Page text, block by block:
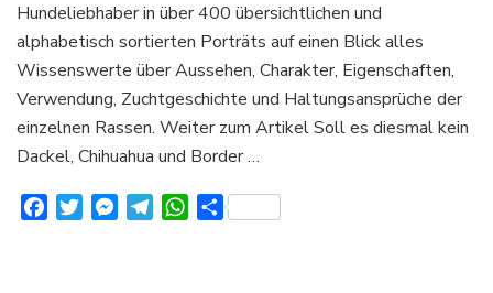
Alles
über
Aussehen
Charakter
und
Verhalten
Hundeliebhaber in über 400 übersichtlichen und
alphabetisch sortierten Porträts auf einen Blick alles
Wissenswerte über Aussehen, Charakter, Eigenschaften,
Verwendung, Zuchtgeschichte und Haltungsansprüche der
einzelnen Rassen. Weiter zum Artikel Soll es diesmal kein
Dackel, Chihuahua und Border …
FacebookTwitterMessenger
TelegramWhatsApp
Teilen